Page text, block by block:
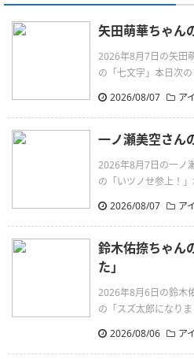
矢田萌華ちゃん
2026年8月7日の矢田
の「七文字」本日次の
2026/08/07
ア
一ノ瀬美空さん
2026年8月7日の一ノ
の「いツノせ参上！」
2026/08/07
ア
鈴木佑捺ちゃん
た」
2026年8月6日の鈴木
の「スズ太郎になりま
2026/08/06
ア